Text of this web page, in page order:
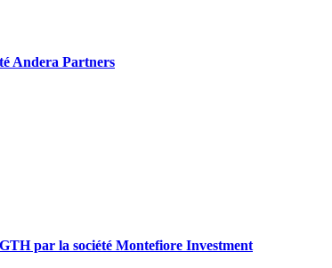
Andera Partners
par la société Montefiore Investment